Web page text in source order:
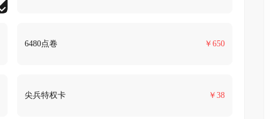
6480点卷 ￥ 650
尖兵特权卡 ￥ 38